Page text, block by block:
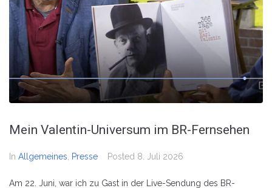
Mein Valentin-Universum im BR-Fernsehen
In Allgemeines Presse Posted 8. Juli 2026
Am 22. Juni, war ich zu Gast in der Live-Sendung des BR-